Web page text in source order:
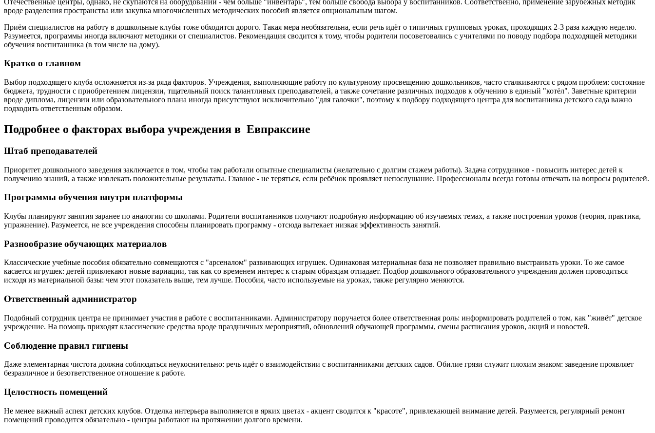
вроде разделения пространства или закупка многочисленных методических пособий является опциональным шагом.
Приём специалистов на работу в дошкольные клубы тоже обходится дорого. Такая мера необязательна, если речь идёт о типичных групповых уроках, проходящих 2-3 раза каждую неделю.
Разумеется, программы иногда включают методики от специалистов. Рекомендация сводится к тому, чтобы родители посоветовались с учителями по поводу подбора подходящей методики
обучения воспитанника (в том числе на дому).
Кратко о главном
Выбор подходящего клуба осложняется из-за ряда факторов. Учреждения, выполняющие работу по культурному просвещению дошкольников, часто сталкиваются с рядом проблем: состояние
бюджета, трудности с приобретением лицензии, тщательный поиск талантливых преподавателей, а также сочетание различных подходов к обучению в единый "котёл". Заветные критерии
вроде диплома, лицензии или образовательного плана иногда присутствуют исключительно "для галочки", поэтому к подбору подходящего центра для воспитанника детского сада важно
подходить ответственным образом.
Подробнее о факторах выбора учреждения в Евпраксине
Штаб преподавателей
Приоритет дошкольного заведения заключается в том, чтобы там работали опытные специалисты (желательно с долгим стажем работы). Задача сотрудников - повысить интерес детей к
получению знаний, а также извлекать положительные результаты. Главное - не теряться, если ребёнок проявляет непослушание. Профессионалы всегда готовы отвечать на вопросы родителей.
Программы обучения внутри платформы
Клубы планируют занятия заранее по аналогии со школами. Родители воспитанников получают подробную информацию об изучаемых темах, а также построении уроков (теория, практика,
упражнение). Разумеется, не все учреждения способны планировать программу - отсюда вытекает низкая эффективность занятий.
Разнообразие обучающих материалов
Классические учебные пособия обязательно совмещаются с "арсеналом" развивающих игрушек. Одинаковая материальная база не позволяет правильно выстраивать уроки. То же самое
касается игрушек: детей привлекают новые вариации, так как со временем интерес к старым образцам отпадает. Подбор дошкольного образовательного учреждения должен проводиться
исходя из материальной базы: чем этот показатель выше, тем лучше. Пособия, часто используемые на уроках, также регулярно меняются.
Ответственный администратор
Подобный сотрудник центра не принимает участия в работе с воспитанниками. Администратору поручается более ответственная роль: информировать родителей о том, как "живёт" детское
учреждение. На помощь приходят классические средства вроде праздничных мероприятий, обновлений обучающей программы, смены расписания уроков, акций и новостей.
Соблюдение правил гигиены
Даже элементарная чистота должна соблюдаться неукоснительно: речь идёт о взаимодействии с воспитанниками детских садов. Обилие грязи служит плохим знаком: заведение проявляет
безразличное и безответственное отношение к работе.
Целостность помещений
Не менее важный аспект детских клубов. Отделка интерьера выполняется в ярких цветах - акцент сводится к "красоте", привлекающей внимание детей. Разумеется, регулярный ремонт
помещений проводится обязательно - центры работают на протяжении долгого времени.